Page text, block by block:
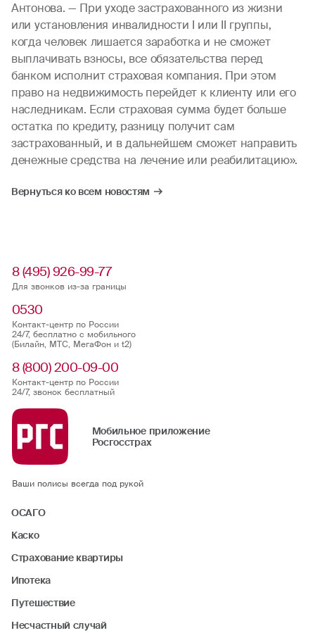
Антонова. — При уходе застрахованного из жизни
или установления инвалидности I или II группы,
когда человек лишается заработка и не сможет
выплачивать взносы, все обязательства перед
банком исполнит страховая компания. При этом
право на недвижимость перейдет к клиенту или его
наследникам. Если страховая сумма будет больше
остатка по кредиту, разницу получит сам
застрахованный, и в дальнейшем сможет направить
денежные средства на лечение или реабилитацию».
Вернуться ко всем новостям
8 (495) 926-99-77
Для звонков из-за границы
0530
Контакт-центр по России
24/7, бесплатно с мобильного
(Билайн, МТС, МегаФон и t2)
8 (800) 200-09-00
Контакт-центр по России
24/7, звонок бесплатный
Мобильное приложение
Росгосстрах
Ваши полисы всегда под рукой
ОСАГО
Каско
Страхование квартиры
Ипотека
Путешествие
Несчастный случай